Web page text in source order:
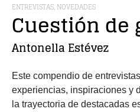
ENTREVISTAS, NOVEDADES
Cuestión de
Antonella Estévez
Este compendio de
experiencias, inspiraciones y
la trayectoria de destacadas